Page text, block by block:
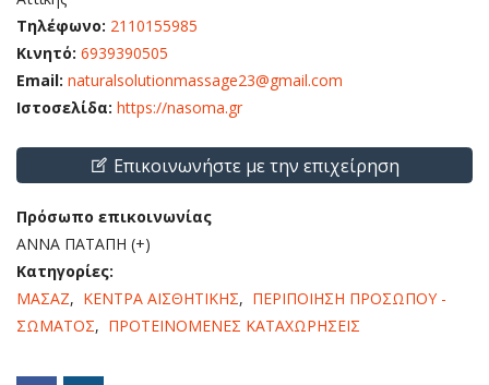
Τηλέφωνο: 2110155985
Κινητό: 6939390505
Email: naturalsolutionmassage23@gmail.com
Ιστοσελίδα: https://nasoma.gr
Επικοινωνήστε με την επιχείρηση
Πρόσωπο επικοινωνίας
ΑΝΝΑ ΠΑΤΑΠΗ (+)
Κατηγορίες:
ΜΑΣΑΖ, ΚΕΝΤΡΑ ΑΙΣΘΗΤΙΚΗΣ, ΠΕΡΙΠΟΙΗΣΗ ΠΡΟΣΩΠΟΥ -
ΣΩΜΑΤΟΣ, ΠΡΟΤΕΙΝΟΜΕΝΕΣ ΚΑΤΑΧΩΡΗΣΕΙΣ